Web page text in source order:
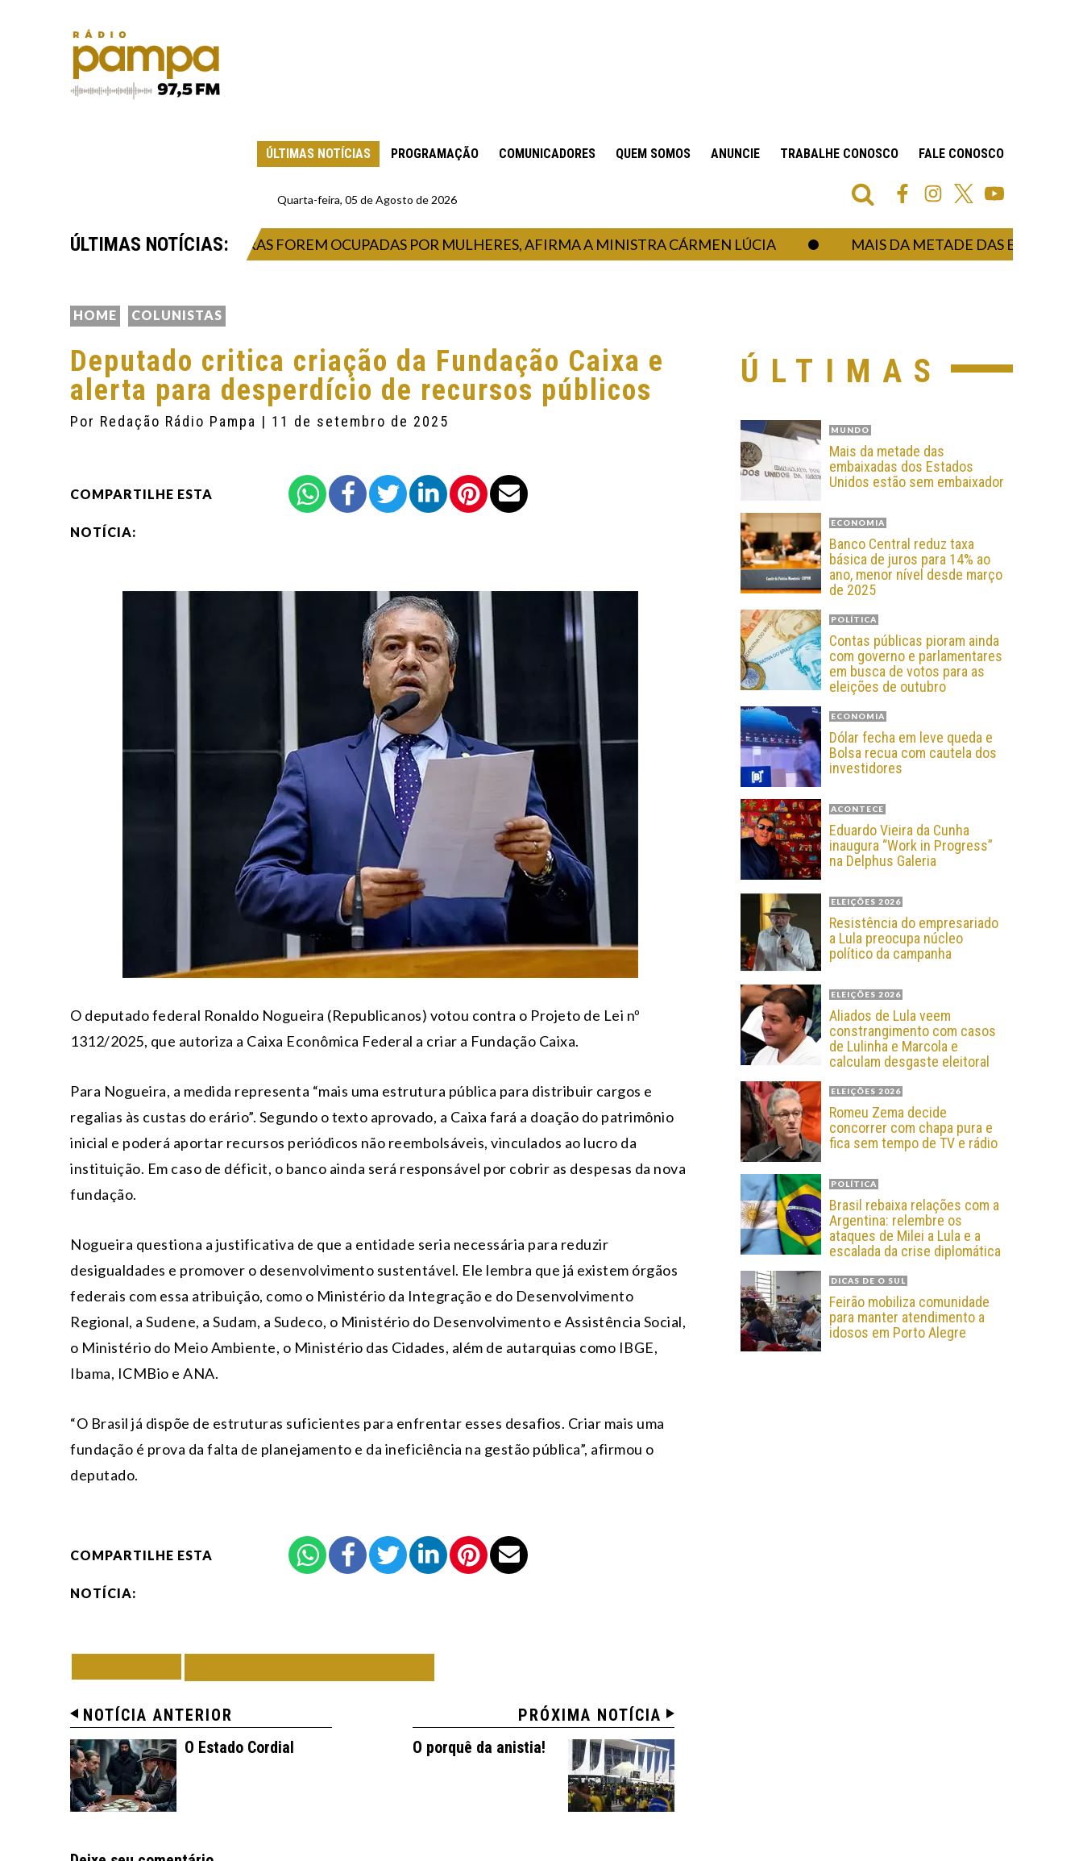
ÚLTIMAS NOTÍCIAS PROGRAMAÇÃO COMUNICADORES QUEM SOMOS ANUNCIE TRABALHE CONOSCO FALE CONOSCO
Quarta-feira, 05 de Agosto de 2026
ÚLTIMAS NOTÍCIAS:
QUANDO AS 11 CADEIRAS FOREM OCUPADAS POR MULHERES, AFIRMA A MINISTRA CÁRMEN LÚCIA MAIS DA METADE DAS EMBAIXADAS
HOME COLUNISTAS
Deputado critica criação da Fundação Caixa e
alerta para desperdício de recursos públicos
Por Redação Rádio Pampa | 11 de setembro de 2025
COMPARTILHE ESTA
NOTÍCIA:
O deputado federal Ronaldo Nogueira (Republicanos) votou contra o Projeto de Lei nº
1312/2025, que autoriza a Caixa Econômica Federal a criar a Fundação Caixa.
Para Nogueira, a medida representa “mais uma estrutura pública para distribuir cargos e
regalias às custas do erário”. Segundo o texto aprovado, a Caixa fará a doação do patrimônio
inicial e poderá aportar recursos periódicos não reembolsáveis, vinculados ao lucro da
instituição. Em caso de déficit, o banco ainda será responsável por cobrir as despesas da nova
fundação.
Nogueira questiona a justificativa de que a entidade seria necessária para reduzir
desigualdades e promover o desenvolvimento sustentável. Ele lembra que já existem órgãos
federais com essa atribuição, como o Ministério da Integração e do Desenvolvimento
Regional, a Sudene, a Sudam, a Sudeco, o Ministério do Desenvolvimento e Assistência Social,
o Ministério do Meio Ambiente, o Ministério das Cidades, além de autarquias como IBGE,
Ibama, ICMBio e ANA.
“O Brasil já dispõe de estruturas suficientes para enfrentar esses desafios. Criar mais uma
fundação é prova da falta de planejamento e da ineficiência na gestão pública”, afirmou o
deputado.
COMPARTILHE ESTA
NOTÍCIA:
NOTÍCIA ANTERIOR
O Estado Cordial
PRÓXIMA NOTÍCIA
O porquê da anistia!
ÚLTIMAS
MUNDO
Mais da metade das
embaixadas dos Estados
Unidos estão sem embaixador
ECONOMIA
Banco Central reduz taxa
básica de juros para 14% ao
ano, menor nível desde março
de 2025
POLÍTICA
Contas públicas pioram ainda
com governo e parlamentares
em busca de votos para as
eleições de outubro
ECONOMIA
Dólar fecha em leve queda e
Bolsa recua com cautela dos
investidores
ACONTECE
Eduardo Vieira da Cunha
inaugura “Work in Progress”
na Delphus Galeria
ELEIÇÕES 2026
Resistência do empresariado
a Lula preocupa núcleo
político da campanha
ELEIÇÕES 2026
Aliados de Lula veem
constrangimento com casos
de Lulinha e Marcola e
calculam desgaste eleitoral
ELEIÇÕES 2026
Romeu Zema decide
concorrer com chapa pura e
fica sem tempo de TV e rádio
POLÍTICA
Brasil rebaixa relações com a
Argentina: relembre os
ataques de Milei a Lula e a
escalada da crise diplomática
DICAS DE O SUL
Feirão mobiliza comunidade
para manter atendimento a
idosos em Porto Alegre